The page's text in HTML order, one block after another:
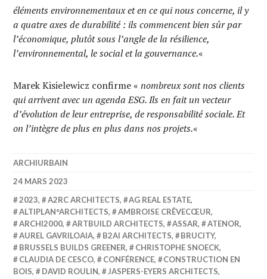
éléments environnementaux et en ce qui nous concerne, il y
a quatre axes de durabilité : ils commencent bien sûr par
l’économique, plutôt sous l’angle de la résilience,
l’environnemental, le social et la gouvernance.«
Marek Kisielewicz confirme «nombreux sont nos clients
qui arrivent avec un agenda ESG. Ils en fait un vecteur
d’évolution de leur entreprise, de responsabilité sociale. Et
on l’intègre de plus en plus dans nos projets.«
ARCHIURBAIN
24 MARS 2023
2023, A2RC ARCHITECTS, AG REAL ESTATE,
ALTIPLAN°ARCHITECTS, AMBROISE CRÊVECŒUR,
ARCHI2000, ARTBUILD ARCHITECTS, ASSAR, ATENOR,
AUREL GAVRILOAIA, B2AI ARCHITECTS, BRUCITY,
BRUSSELS BUILDS GREENER, CHRISTOPHE SNOECK,
CLAUDIA DE CESCO, CONFÉRENCE,
CONSTRUCTION EN
BOIS, DAVID ROULIN, JASPERS-EYERS ARCHITECTS,